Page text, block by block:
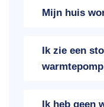
Mijn huis
Ik zie een
Ik heb geen